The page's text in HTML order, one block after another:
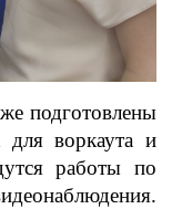
подготовлены
для воркаута и
работы по